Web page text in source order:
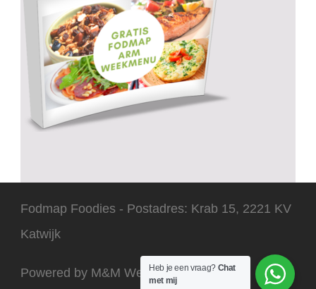
Fodmap Foodies - Postadres: Krab 15, 2221 KV
Katwijk
Powered by M&M Webdesign 2025
Heb je een vraag? Chat
met mij